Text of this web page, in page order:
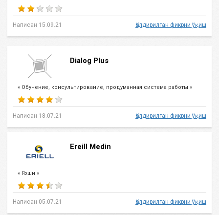
Написан 15.09.21 Қолдирилган фикрни ўқиш
Dialog Plus
« Обучение, консультирование, продуманная система работы »
Написан 18.07.21 Қолдирилган фикрни ўқиш
Ereill Medin
« Яхши »
Написан 05.07.21 Қолдирилган фикрни ўқиш